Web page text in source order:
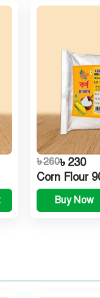
৳ 260৳ 230
Corn Flour
Buy Now